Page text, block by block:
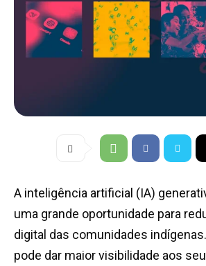
A inteligência artificial (IA)
uma grande oportunidade para
digital das comunidades
pode dar maior visibilidade aos